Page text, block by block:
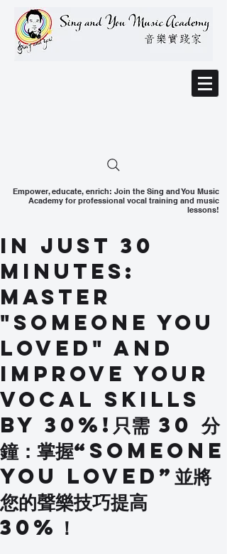
Empower, educate, enrich: Join the Sing and You Music
Academy for professional vocal training and music
lessons!
In Just 30
Minutes:
Master
"Someone You
Loved" And
Improve Your
Vocal Skills
By 30%!只需 30 分
鐘：掌握“Someone
You Loved”並將
您的聲樂技巧提高
30%！